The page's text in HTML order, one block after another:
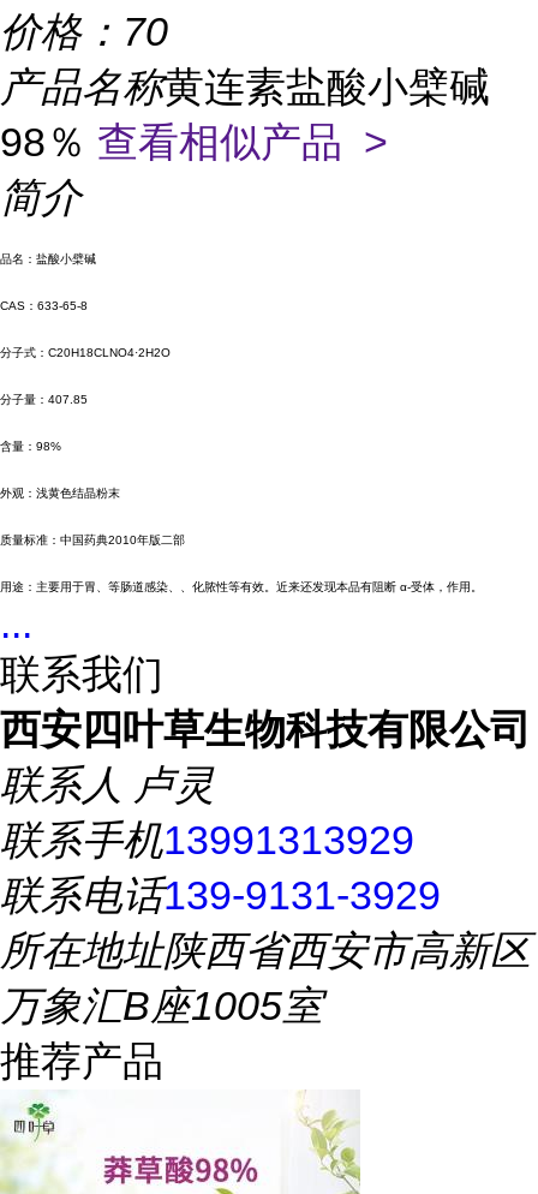
价格： 70
产品名称黄连素盐酸小檗碱
98％ 查看相似产品 >
简介
品名：盐酸小檗碱
CAS：633-65-8
分子式：C20H18CLNO4·2H2O
分子量：407.85
含量：98%
外观：浅黄色结晶粉末
质量标准：中国药典2010年版二部
用途：主要用于胃、等肠道感染、、化脓性等有效。近来还发现本品有阻断 α-受体，作用。
...
联系我们
西安四叶草生物科技有限公司
联系人 卢灵
联系手机13991313929
联系电话139-9131-3929
所在地址陕西省西安市高新区
万象汇B座1005室
推荐产品